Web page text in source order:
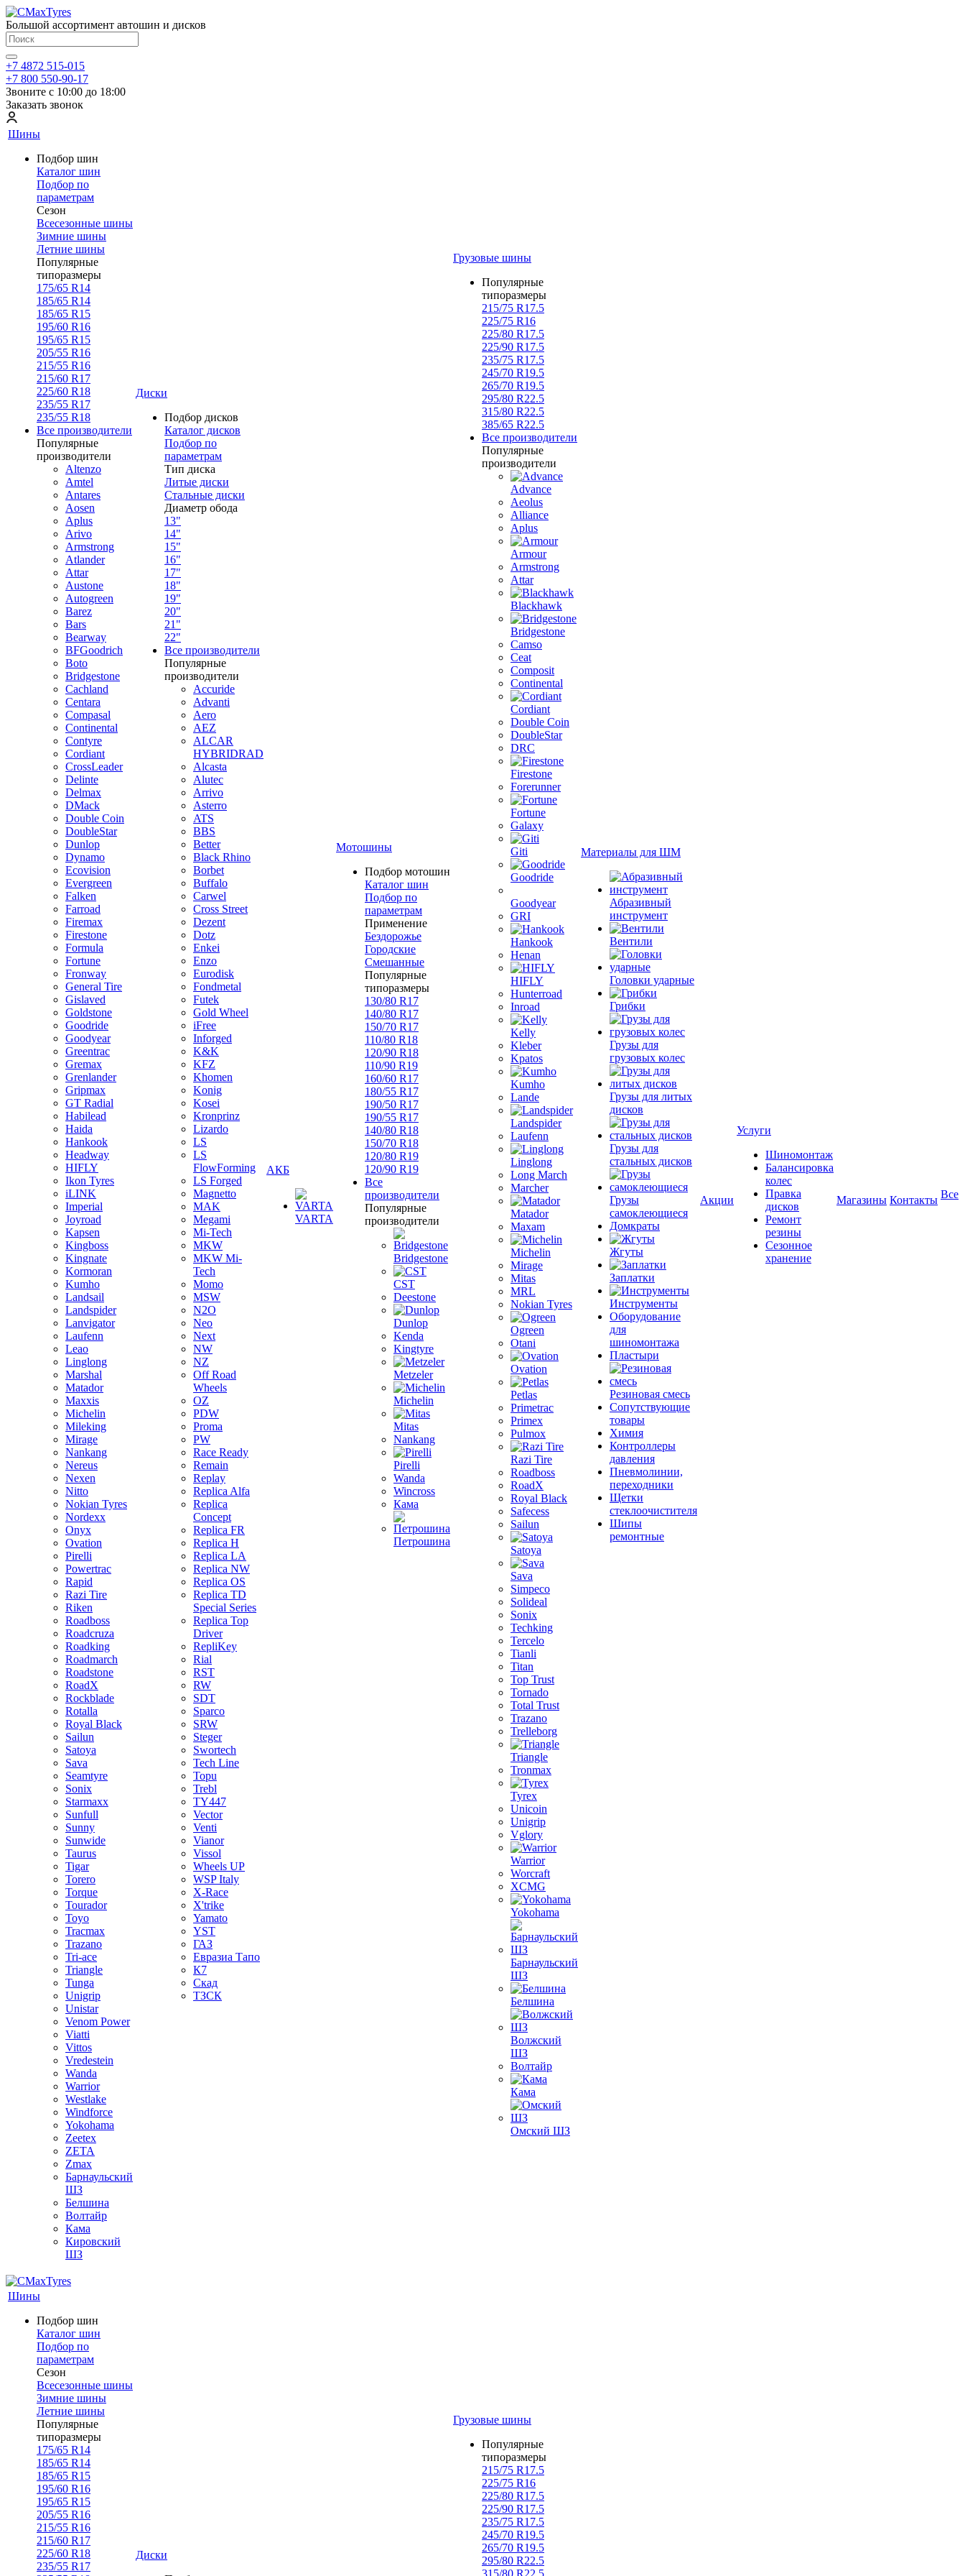
Большой ассортимент автошин и дисков
+7 4872 515-015
+7 800 550-90-17
Звоните с 10:00 до 18:00
Заказать звонок
Шины
Подбор шин
Каталог шин
Подбор по
параметрам
Сезон
Всесезонные шины
Зимние шины
Летние шины
Популярные
типоразмеры
175/65 R14
185/65 R14
185/65 R15
195/60 R16
195/65 R15
205/55 R16
215/55 R16
215/60 R17
225/60 R18
235/55 R17
235/55 R18
Все производители
Популярные
производители
Altenzo
Amtel
Antares
Aosen
Aplus
Arivo
Armstrong
Atlander
Attar
Austone
Autogreen
Barez
Bars
Bearway
BFGoodrich
Boto
Bridgestone
Cachland
Centara
Compasal
Continental
Contyre
Cordiant
CrossLeader
Delinte
Delmax
DMack
Double Coin
DoubleStar
Dunlop
Dynamo
Ecovision
Evergreen
Falken
Farroad
Firemax
Firestone
Formula
Fortune
Fronway
General Tire
Gislaved
Goldstone
Goodride
Goodyear
Greentrac
Gremax
Grenlander
Gripmax
GT Radial
Habilead
Haida
Hankook
Headway
HIFLY
Ikon Tyres
iLINK
Imperial
Joyroad
Kapsen
Kingboss
Kingnate
Kormoran
Kumho
Landsail
Landspider
Lanvigator
Laufenn
Leao
Linglong
Marshal
Matador
Maxxis
Michelin
Mileking
Mirage
Nankang
Nereus
Nexen
Nitto
Nokian Tyres
Nordexx
Onyx
Ovation
Pirelli
Powertrac
Rapid
Razi Tire
Riken
Roadboss
Roadcruza
Roadking
Roadmarch
Roadstone
RoadX
Rockblade
Rotalla
Royal Black
Sailun
Satoya
Sava
Seamtyre
Sonix
Starmaxx
Sunfull
Sunny
Sunwide
Taurus
Tigar
Torero
Torque
Tourador
Toyo
Tracmax
Trazano
Tri-ace
Triangle
Tunga
Unigrip
Unistar
Venom Power
Viatti
Vittos
Vredestein
Wanda
Warrior
Westlake
Windforce
Yokohama
Zeetex
ZETA
Zmax
Барнаульский
ШЗ
Белшина
Волтайр
Кама
Кировский
ШЗ
Диски
Подбор дисков
Каталог дисков
Подбор по
параметрам
Тип диска
Литые диски
Стальные диски
Диаметр обода
13"
14"
15"
16"
17"
18"
19"
20"
21"
22"
Все производители
Популярные
производители
Accuride
Advanti
Aero
AEZ
ALCAR
HYBRIDRAD
Alcasta
Alutec
Arrivo
Asterro
ATS
BBS
Better
Black Rhino
Borbet
Buffalo
Carwel
Cross Street
Dezent
Dotz
Enkei
Enzo
Eurodisk
Fondmetal
Futek
Gold Wheel
iFree
Inforged
K&K
KFZ
Khomen
Konig
Kosei
Kronprinz
Lizardo
LS
LS
FlowForming
LS Forged
Magnetto
MAK
Megami
Mi-Tech
MKW
MKW Mi-
Tech
Momo
MSW
N2O
Neo
Next
NW
NZ
Off Road
Wheels
OZ
PDW
Proma
PW
Race Ready
Remain
Replay
Replica Alfa
Replica
Concept
Replica FR
Replica H
Replica LA
Replica NW
Replica OS
Replica TD
Special Series
Replica Top
Driver
RepliKey
Rial
RST
RW
SDT
Sparco
SRW
Steger
Swortech
Tech Line
Topu
Trebl
TY447
Vector
Venti
Vianor
Vissol
Wheels UP
WSP Italy
X-Race
X'trike
Yamato
YST
ГАЗ
Евразиа Тапо
К7
Скад
ТЗСК
АКБ
VARTA
Мотошины
Подбор мотошин
Каталог шин
Подбор по
параметрам
Применение
Бездорожье
Городские
Смешанные
Популярные
типоразмеры
130/80 R17
140/80 R17
150/70 R17
110/80 R18
120/90 R18
110/90 R19
160/60 R17
180/55 R17
190/50 R17
190/55 R17
140/80 R18
150/70 R18
120/80 R19
120/90 R19
Все
производители
Популярные
производители
Bridgestone
CST
Deestone
Dunlop
Kenda
Kingtyre
Metzeler
Michelin
Mitas
Nankang
Pirelli
Wanda
Wincross
Кама
Петрошина
Грузовые шины
Популярные
типоразмеры
215/75 R17.5
225/75 R16
225/80 R17.5
225/90 R17.5
235/75 R17.5
245/70 R19.5
265/70 R19.5
295/80 R22.5
315/80 R22.5
385/65 R22.5
Все производители
Популярные
производители
Advance
Aeolus
Alliance
Aplus
Armour
Armstrong
Attar
Blackhawk
Bridgestone
Camso
Ceat
Composit
Continental
Cordiant
Double Coin
DoubleStar
DRC
Firestone
Forerunner
Fortune
Galaxy
Giti
Goodride
Goodyear
GRI
Hankook
Henan
HIFLY
Hunterroad
Inroad
Kelly
Kleber
Kpatos
Kumho
Lande
Landspider
Laufenn
Linglong
Long March
Marcher
Matador
Maxam
Michelin
Mirage
Mitas
MRL
Nokian Tyres
Ogreen
Otani
Ovation
Petlas
Primetrac
Primex
Pulmox
Razi Tire
Roadboss
RoadX
Royal Black
Safecess
Sailun
Satoya
Sava
Simpeco
Solideal
Sonix
Techking
Tercelo
Tianli
Titan
Top Trust
Tornado
Total Trust
Trazano
Trelleborg
Triangle
Tronmax
Tyrex
Unicoin
Unigrip
Vglory
Warrior
Worcraft
XCMG
Yokohama
Барнаульский
ШЗ
Белшина
Волжский
ШЗ
Волтайр
Кама
Омский ШЗ
Материалы для ШМ
Абразивный
инструмент
Вентили
Головки ударные
Грибки
Грузы для
грузовых колес
Грузы для литых
дисков
Грузы для
стальных дисков
Грузы
самоклеющиеся
Домкраты
Жгуты
Заплатки
Инструменты
Оборудование
для
шиномонтажа
Пластыри
Резиновая смесь
Сопутствующие
товары
Химия
Контроллеры
давления
Пневмолинии,
переходники
Щетки
стеклоочистителя
Шипы
ремонтные
Акции
Услуги
Шиномонтаж
Балансировка
колес
Правка
дисков
Ремонт
резины
Сезонное
хранение
Магазины Контакты Все
Шины
Подбор шин
Каталог шин
Подбор по
параметрам
Сезон
Всесезонные шины
Зимние шины
Летние шины
Популярные
типоразмеры
175/65 R14
185/65 R14
185/65 R15
195/60 R16
195/65 R15
205/55 R16
215/55 R16
215/60 R17
225/60 R18
235/55 R17
Диски
Грузовые шины
Популярные
типоразмеры
215/75 R17.5
225/75 R16
225/80 R17.5
225/90 R17.5
235/75 R17.5
245/70 R19.5
265/70 R19.5
295/80 R22.5
315/80 R22.5